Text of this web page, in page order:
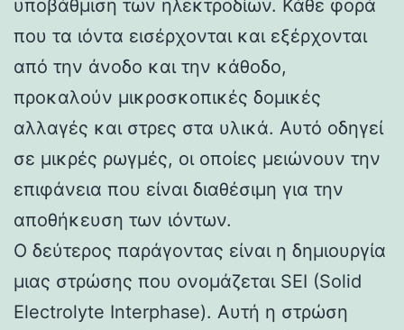
υποβάθμιση των ηλεκτροδίων. Κάθε φορά
που τα ιόντα εισέρχονται και εξέρχονται
από την άνοδο και την κάθοδο,
προκαλούν μικροσκοπικές δομικές
αλλαγές και στρες στα υλικά. Αυτό οδηγεί
σε μικρές ρωγμές, οι οποίες μειώνουν την
επιφάνεια που είναι διαθέσιμη για την
αποθήκευση των ιόντων.
Ο δεύτερος παράγοντας είναι η δημιουργία
μιας στρώσης που ονομάζεται SEI (Solid
Electrolyte Interphase). Αυτή η στρώση